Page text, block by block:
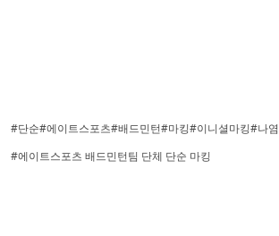
#단순#에이트스포츠#배드민턴#마킹#이니셜마킹#나염
#에이트스포츠 배드민턴팀 단체 단순 마킹